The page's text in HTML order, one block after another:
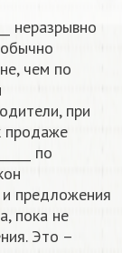
неразрывно
чем по
при
продаже
по
предложения
пока не
Это –